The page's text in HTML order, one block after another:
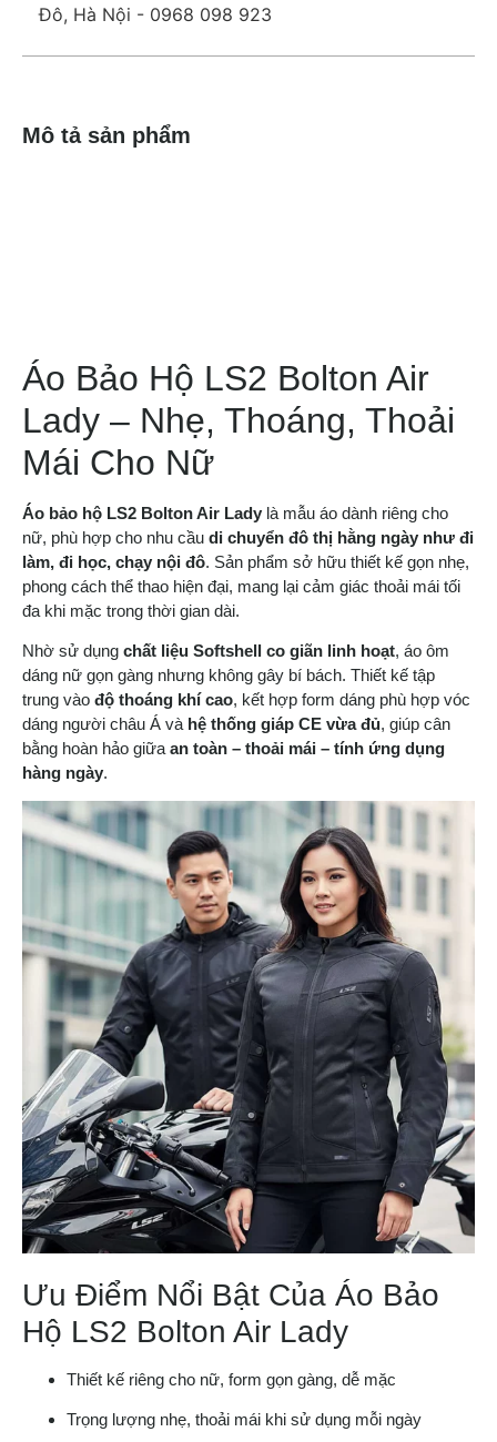
Đô, Hà Nội - 0968 098 923
Mô tả sản phẩm
Áo Bảo Hộ LS2 Bolton Air
Lady – Nhẹ, Thoáng, Thoải
Mái Cho Nữ
Áo bảo hộ LS2 Bolton Air Lady là mẫu áo dành riêng cho
nữ, phù hợp cho nhu cầu di chuyển đô thị hằng ngày như đi
làm, đi học, chạy nội đô. Sản phẩm sở hữu thiết kế gọn nhẹ,
phong cách thể thao hiện đại, mang lại cảm giác thoải mái tối
đa khi mặc trong thời gian dài.
Nhờ sử dụng chất liệu Softshell co giãn linh hoạt, áo ôm
dáng nữ gọn gàng nhưng không gây bí bách. Thiết kế tập
trung vào độ thoáng khí cao, kết hợp form dáng phù hợp vóc
dáng người châu Á và hệ thống giáp CE vừa đủ, giúp cân
bằng hoàn hảo giữa an toàn – thoải mái – tính ứng dụng
hàng ngày.
Ưu Điểm Nổi Bật Của Áo Bảo
Hộ LS2 Bolton Air Lady
Thiết kế riêng cho nữ, form gọn gàng, dễ mặc
Trọng lượng nhẹ, thoải mái khi sử dụng mỗi ngày